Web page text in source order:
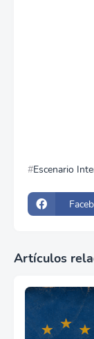
Escenario
Artículos